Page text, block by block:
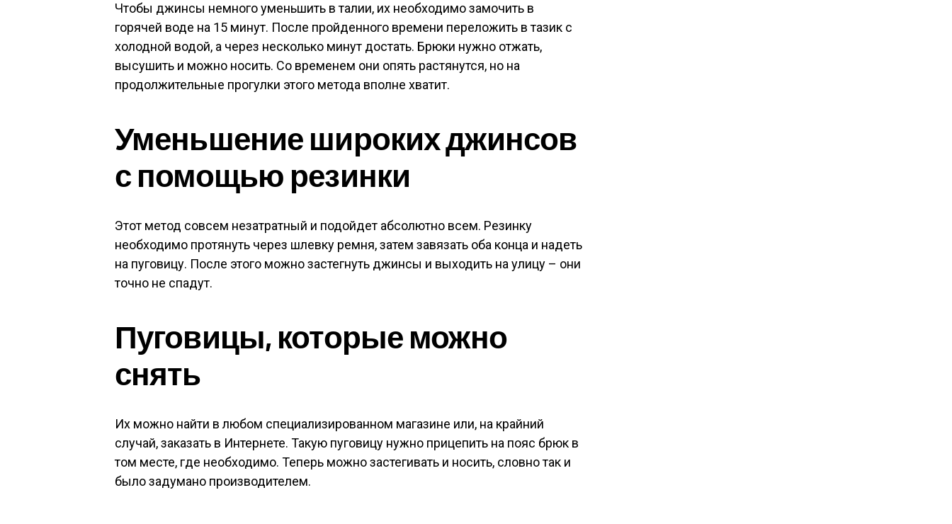
Чтобы джинсы немного уменьшить в талии, их необходимо замочить в
горячей воде на 15 минут. После пройденного времени переложить в тазик с
холодной водой, а через несколько минут достать. Брюки нужно отжать,
высушить и можно носить. Со временем они опять растянутся, но на
продолжительные прогулки этого метода вполне хватит.
Уменьшение широких джинсов
с помощью резинки
Этот метод совсем незатратный и подойдет абсолютно всем. Резинку
необходимо протянуть через шлевку ремня, затем завязать оба конца и надеть
на пуговицу. После этого можно застегнуть джинсы и выходить на улицу – они
точно не спадут.
Пуговицы, которые можно
снять
Их можно найти в любом специализированном магазине или, на крайний
случай, заказать в Интернете. Такую пуговицу нужно прицепить на пояс брюк в
том месте, где необходимо. Теперь можно застегивать и носить, словно так и
было задумано производителем.